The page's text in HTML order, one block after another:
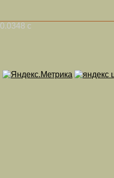
0.0348 с